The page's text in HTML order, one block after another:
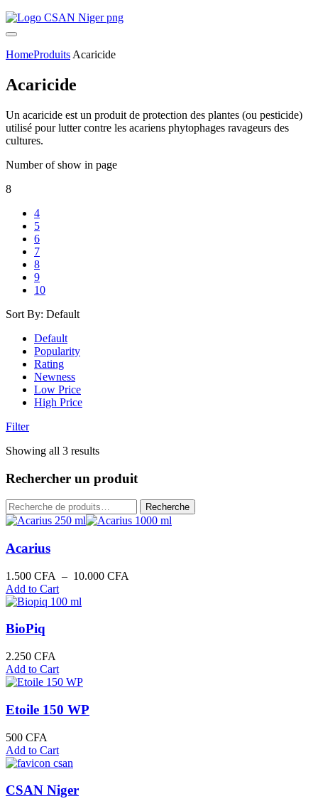
HomeProduits Acaricide
Acaricide
Un acaricide est un produit de protection des plantes (ou pesticide)
utilisé pour lutter contre les acariens phytophages ravageurs des
cultures.
Number of show in page
8
4
5
6
7
8
9
10
Sort By: Default
Default
Popularity
Rating
Newness
Low Price
High Price
Filter
Showing all 3 results
Rechercher un produit
Recherche
pour :
Recherche
Acarius
1.500 CFA – 10.000 CFA
Add to Cart
BioPiq
2.250 CFA
Add to Cart
Etoile 150 WP
500 CFA
Add to Cart
CSAN Niger